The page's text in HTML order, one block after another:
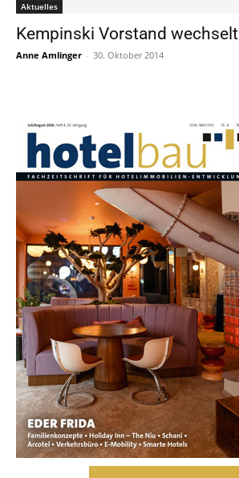
Aktuelles
Kempinski Vorstand wechselt
Anne Amlinger - 30. Oktober 2014